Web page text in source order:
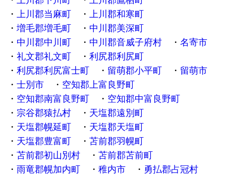
上川郡当麻町
上川郡和寒町
増毛郡増毛町
中川郡美深町
中川郡中川町
中川郡音威子府村
名寄市
礼文郡礼文町
利尻郡利尻町
利尻郡利尻富士町
留萌郡小平町
留萌市
士別市
空知郡上富良野町
空知郡南富良野町
空知郡中富良野町
宗谷郡猿払村
天塩郡遠別町
天塩郡幌延町
天塩郡天塩町
天塩郡豊富町
苫前郡羽幌町
苫前郡初山別村
苫前郡苫前町
雨竜郡幌加内町
稚内市 勇払郡占冠村